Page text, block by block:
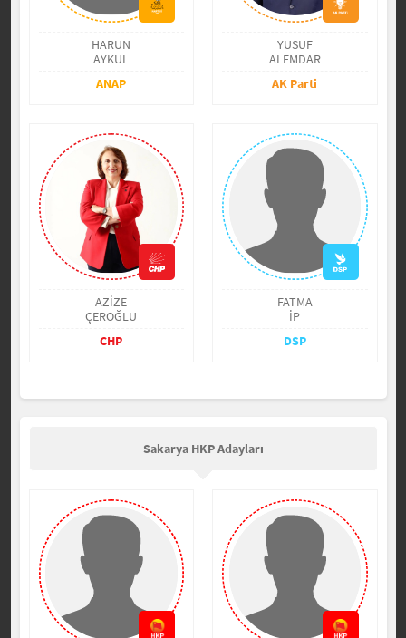
HARUN
AYKUL
ANAP
YUSUF
ALEMDAR
AK Parti
AZİZE
ÇEROĞLU
CHP
FATMA
İP
DSP
Sakarya HKP Adayları